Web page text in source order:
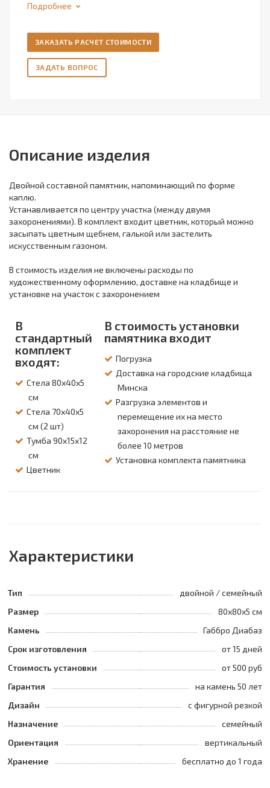
Подробнее
ЗАКАЗАТЬ РАСЧЕТ СТОИМОСТИ
ЗАДАТЬ ВОПРОС
Описание изделия
Двойной составной памятник, напоминающий по форме
каплю.
Устанавливается по центру участка (между двумя
захоронениями). В комплект входит цветник, который можно
засыпать цветным щебнем, галькой или застелить
искусственным газоном.
В стоимость изделия не включены расходы по
художественному оформлению, доставке на кладбище и
установке на участок с захоронением
В
стандартный
комплект
входят:
Стела 80х40х5
см
Стела 70х40х5
см (2 шт)
Тумба 90х15х12
см
Цветник
В стоимость установки
памятника входит
Погрузка
Доставка на городские кладбища
Минска
Разгрузка элементов и
перемещение их на место
захоронения на расстояние не
более 10 метров
Установка комплекта памятника
Характеристики
Тип
двойной / семейный
Размер
80х80х5 см
Камень
Габбро Диабаз
Срок изготовления
от 15 дней
Стоимость установки
от 500 руб
Гарантия
на камень 50 лет
Дизайн
с фигурной резкой
Назначение
семейный
Ориентация
вертикальный
Хранение
бесплатно до 1 года